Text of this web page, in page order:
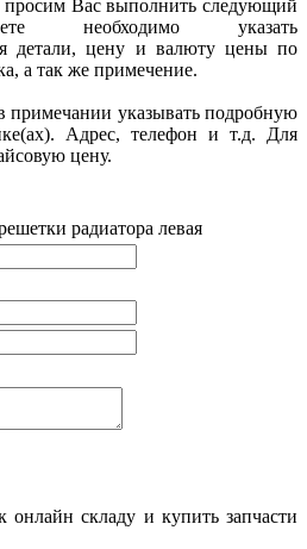
просим Вас выполнить следующий
необходимо указать
детали, цену и валюту цены по
а так же примечение.
примечании указывать подробную
Адрес, телефон и т.д. Для
цену.
радиатора левая
складу и купить запчасти